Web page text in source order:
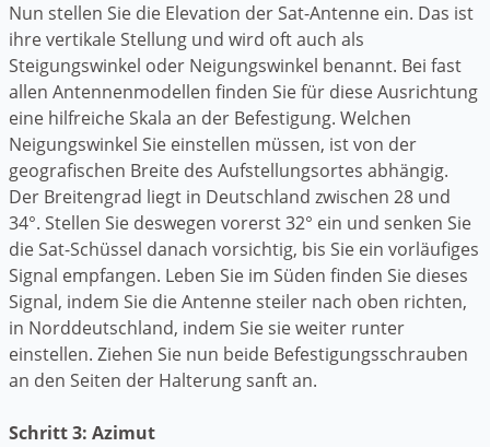
Nun stellen Sie die Elevation der Sat-Antenne ein. Das ist
ihre vertikale Stellung und wird oft auch als
Steigungswinkel oder Neigungswinkel benannt. Bei fast
allen Antennenmodellen finden Sie für diese Ausrichtung
eine hilfreiche Skala an der Befestigung. Welchen
Neigungswinkel Sie einstellen müssen, ist von der
geografischen Breite des Aufstellungsortes abhängig.
Der Breitengrad liegt in Deutschland zwischen 28 und
34°. Stellen Sie deswegen vorerst 32° ein und senken Sie
die Sat-Schüssel danach vorsichtig, bis Sie ein vorläufiges
Signal empfangen. Leben Sie im Süden finden Sie dieses
Signal, indem Sie die Antenne steiler nach oben richten,
in Norddeutschland, indem Sie sie weiter runter
einstellen. Ziehen Sie nun beide Befestigungsschrauben
an den Seiten der Halterung sanft an.
Schritt 3: Azimut